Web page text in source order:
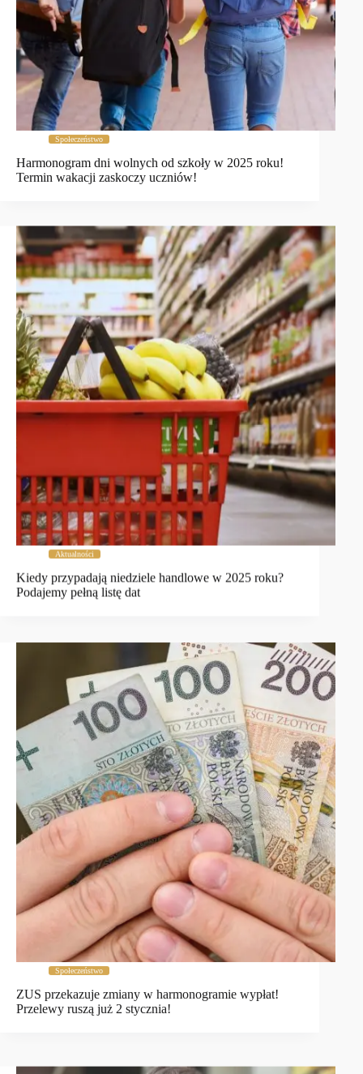
Społeczeństwo
Harmonogram dni wolnych od szkoły w 2025 roku!
Termin wakacji zaskoczy uczniów!
Aktualności
Kiedy przypadają niedziele handlowe w 2025 roku?
Podajemy pełną listę dat
Społeczeństwo
ZUS przekazuje zmiany w harmonogramie wypłat!
Przelewy ruszą już 2 stycznia!